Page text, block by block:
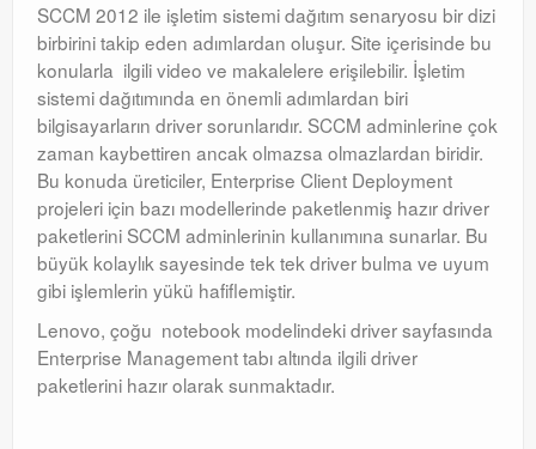
SCCM 2012 ile işletim sistemi dağıtım senaryosu bir dizi
birbirini takip eden adımlardan oluşur. Site içerisinde bu
konularla ilgili video ve makalelere erişilebilir. İşletim
sistemi dağıtımında en önemli adımlardan biri
bilgisayarların driver sorunlarıdır. SCCM adminlerine çok
zaman kaybettiren ancak olmazsa olmazlardan biridir.
Bu konuda üreticiler, Enterprise Client Deployment
projeleri için bazı modellerinde paketlenmiş hazır driver
paketlerini SCCM adminlerinin kullanımına sunarlar. Bu
büyük kolaylık sayesinde tek tek driver bulma ve uyum
gibi işlemlerin yükü hafiflemiştir.
Lenovo, çoğu notebook modelindeki driver sayfasında
Enterprise Management tabı altında ilgili driver
paketlerini hazır olarak sunmaktadır.